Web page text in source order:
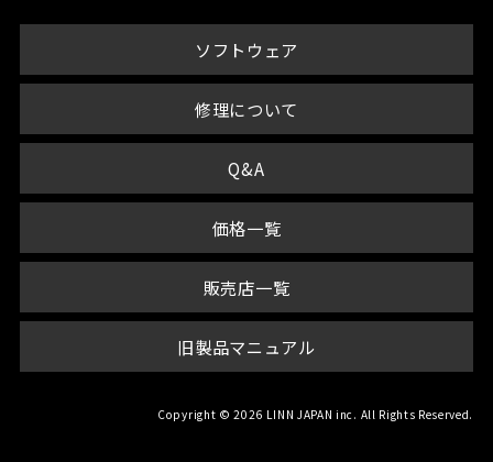
ソフトウェア
修理について
Q&A
価格一覧
販売店一覧
旧製品マニュアル
Copyright © 2026 LINN JAPAN inc. All Rights Reserved.